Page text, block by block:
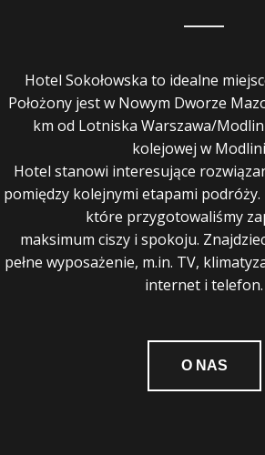
Hotel Sokołowska to idealne
Położony jest w Nowym Dworze
km od Lotniska Warszawa/
kolejowej w
Hotel stanowi interesujące
pomiędzy kolejnymi etapami
które przygotowaliśmy
maksimum ciszy i spokoju.
pełne wyposażenie, m.in. TV,
internet i telefon.
O NAS